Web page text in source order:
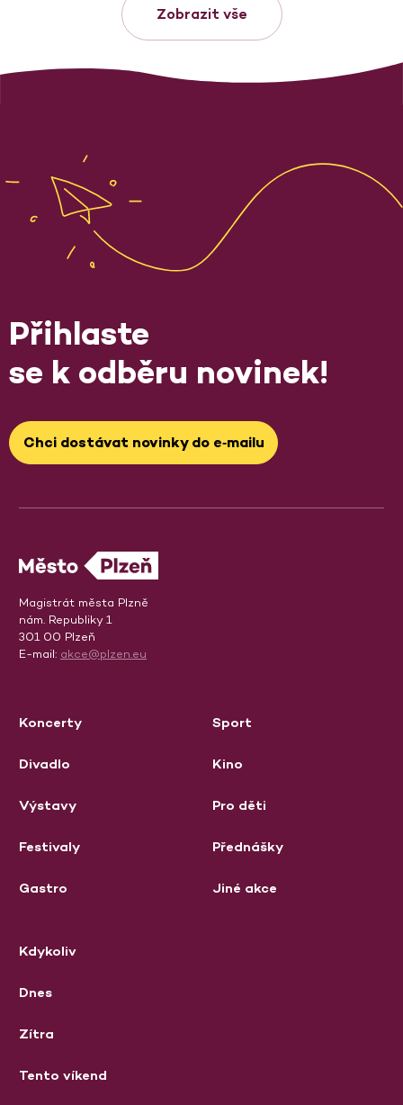
Zobrazit vše
Přihlaste
se k odběru novinek!
Chci dostávat novinky do e‑mailu
Magistrát města Plzně
nám. Republiky 1
301 00 Plzeň
E-mail: akce@plzen.eu
Koncerty
Divadlo
Výstavy
Festivaly
Gastro
Sport
Kino
Pro děti
Přednášky
Jiné akce
Kdykoliv
Dnes
Zítra
Tento víkend